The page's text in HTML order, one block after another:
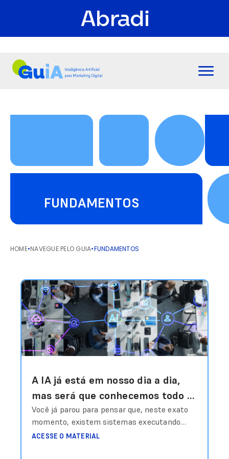
FUNDAMENTOS
HOME•NAVEGUE PELO GUIA•FUNDAMENTOS
A IA já está em nosso dia a dia,
mas será que conhecemos todo o
seu poder?
Você já parou para pensar que, neste exato
momento, existem sistemas executando
atividades, aprendendo com dados e
ACESSE O MATERIAL